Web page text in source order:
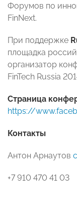
Форумов по
FinNext.
При поддержке
площадка
организатор
FinTech Russia
Страница
https://
Контакты
Антон Арнаутов
+7 910 470 41 03